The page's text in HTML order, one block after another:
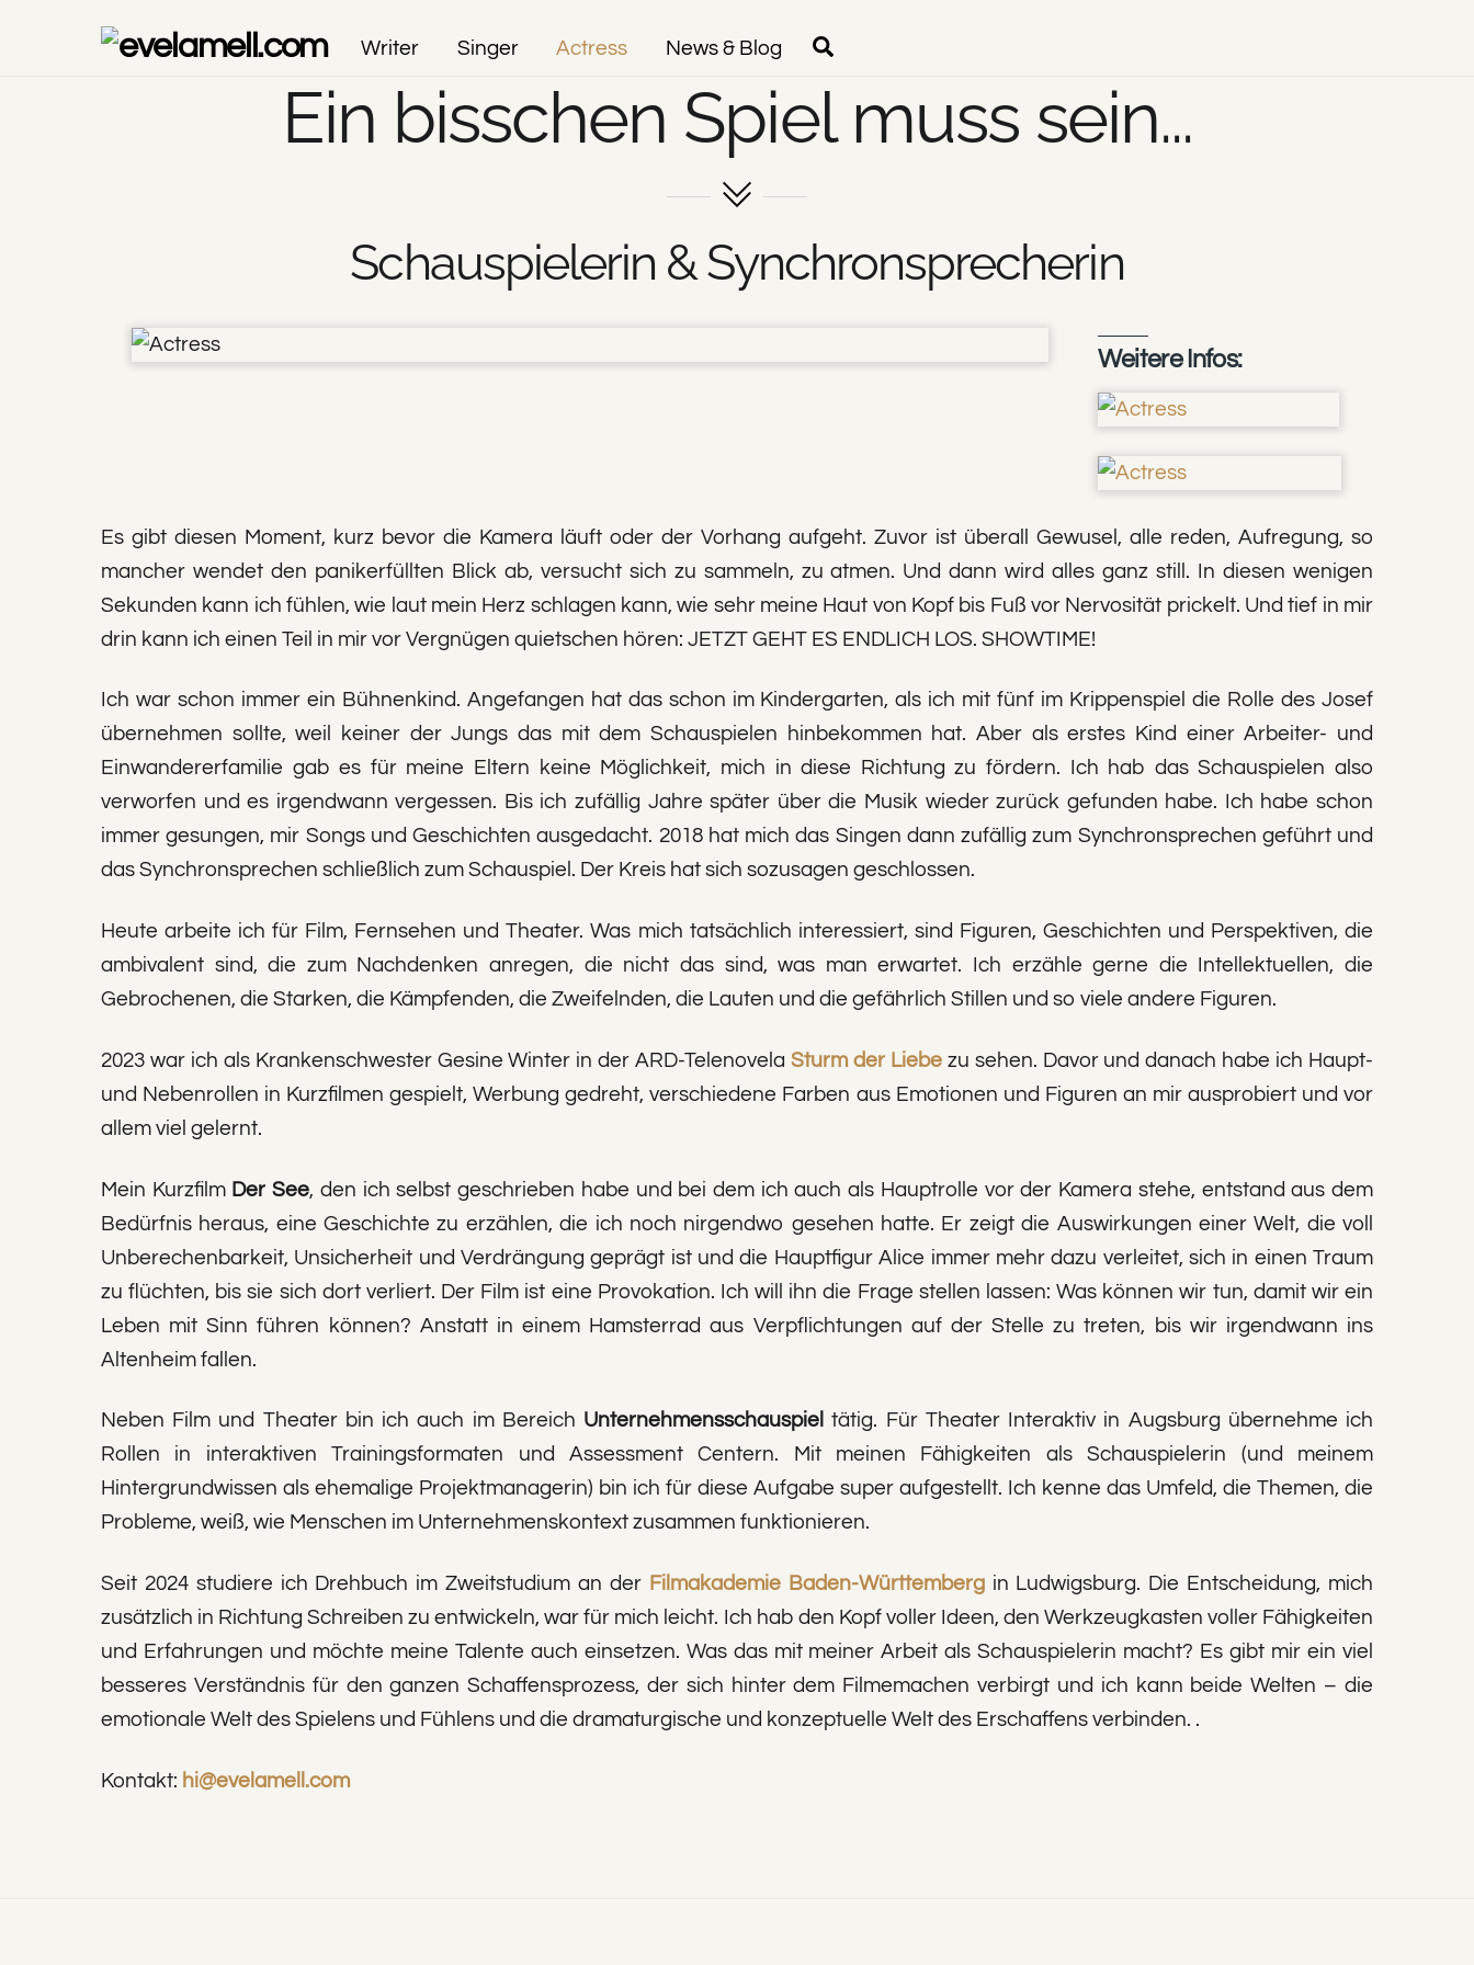
Writer Singer Actress News & Blog
Ein bisschen Spiel muss sein...
Schauspielerin & Synchronsprecherin
Weitere Infos:
Es gibt diesen Moment, kurz bevor die Kamera läuft oder der Vorhang aufgeht. Zuvor ist überall Gewusel, alle reden, Aufregung, so
mancher wendet den panikerfüllten Blick ab, versucht sich zu sammeln, zu atmen. Und dann wird alles ganz still. In diesen wenigen
Sekunden kann ich fühlen, wie laut mein Herz schlagen kann, wie sehr meine Haut von Kopf bis Fuß vor Nervosität prickelt. Und tief in mir
drin kann ich einen Teil in mir vor Vergnügen quietschen hören: JETZT GEHT ES ENDLICH LOS. SHOWTIME!
Ich war schon immer ein Bühnenkind. Angefangen hat das schon im Kindergarten, als ich mit fünf im Krippenspiel die Rolle des Josef
übernehmen sollte, weil keiner der Jungs das mit dem Schauspielen hinbekommen hat. Aber als erstes Kind einer Arbeiter- und
Einwandererfamilie gab es für meine Eltern keine Möglichkeit, mich in diese Richtung zu fördern. Ich hab das Schauspielen also
verworfen und es irgendwann vergessen. Bis ich zufällig Jahre später über die Musik wieder zurück gefunden habe. Ich habe schon
immer gesungen, mir Songs und Geschichten ausgedacht. 2018 hat mich das Singen dann zufällig zum Synchronsprechen geführt und
das Synchronsprechen schließlich zum Schauspiel. Der Kreis hat sich sozusagen geschlossen.
Heute arbeite ich für Film, Fernsehen und Theater. Was mich tatsächlich interessiert, sind Figuren, Geschichten und Perspektiven, die
ambivalent sind, die zum Nachdenken anregen, die nicht das sind, was man erwartet. Ich erzähle gerne die Intellektuellen, die
Gebrochenen, die Starken, die Kämpfenden, die Zweifelnden, die Lauten und die gefährlich Stillen und so viele andere Figuren.
2023 war ich als Krankenschwester Gesine Winter in der ARD-Telenovela Sturm der Liebezu sehen. Davor und danach habe ich Haupt-
und Nebenrollen in Kurzfilmen gespielt, Werbung gedreht, verschiedene Farben aus Emotionen und Figuren an mir ausprobiert und vor
allem viel gelernt.
Mein Kurzfilm Der See, den ich selbst geschrieben habe und bei dem ich auch als Hauptrolle vor der Kamera stehe, entstand aus dem
Bedürfnis heraus, eine Geschichte zu erzählen, die ich noch nirgendwo gesehen hatte. Er zeigt die Auswirkungen einer Welt, die voll
Unberechenbarkeit, Unsicherheit und Verdrängung geprägt ist und die Hauptfigur Alice immer mehr dazu verleitet, sich in einen Traum
zu flüchten, bis sie sich dort verliert. Der Film ist eine Provokation. Ich will ihn die Frage stellen lassen: Was können wir tun, damit wir ein
Leben mit Sinn führen können? Anstatt in einem Hamsterrad aus Verpflichtungen auf der Stelle zu treten, bis wir irgendwann ins
Altenheim fallen.
Neben Film und Theater bin ich auch im Bereich Unternehmensschauspiel tätig. Für Theater Interaktiv in Augsburg übernehme ich
Rollen in interaktiven Trainingsformaten und Assessment Centern. Mit meinen Fähigkeiten als Schauspielerin (und meinem
Hintergrundwissen als ehemalige Projektmanagerin) bin ich für diese Aufgabe super aufgestellt. Ich kenne das Umfeld, die Themen, die
Probleme, weiß, wie Menschen im Unternehmenskontext zusammen funktionieren.
Seit 2024 studiere ich Drehbuch im Zweitstudium an der Filmakademie Baden-Württembergin Ludwigsburg. Die Entscheidung, mich
zusätzlich in Richtung Schreiben zu entwickeln, war für mich leicht. Ich hab den Kopf voller Ideen, den Werkzeugkasten voller Fähigkeiten
und Erfahrungen und möchte meine Talente auch einsetzen. Was das mit meiner Arbeit als Schauspielerin macht? Es gibt mir ein viel
besseres Verständnis für den ganzen Schaffensprozess, der sich hinter dem Filmemachen verbirgt und ich kann beide Welten – die
emotionale Welt des Spielens und Fühlens und die dramaturgische und konzeptuelle Welt des Erschaffens verbinden. .
Kontakt: hi@evelamell.com